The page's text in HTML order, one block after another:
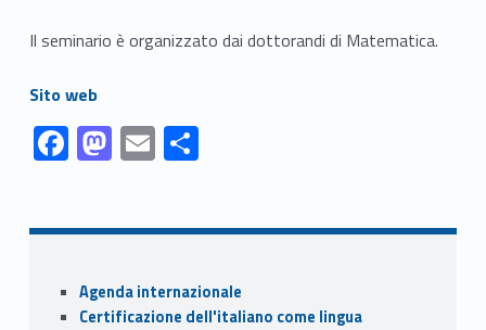
Il seminario è organizzato dai dottorandi di Matematica.
Link identifier #identifier__28277-1
Sito web
Link identifier #identifier__143667-1
F
ac
b
o
o
Link identifier #identifier__9596-2 M
as
d
o
n
Link identifier #identifier__30615-3 E
m
l
Link identifier #identifier__28184-4 S
h
e
Sidebar
Agenda internazionale
Certificazione dell'italiano come lingua